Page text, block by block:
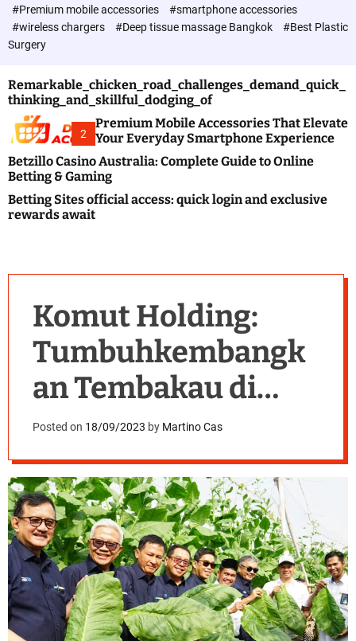
c
l
o
#Premium mobile accessories
#smartphone accessories
#wireless chargers
#Deep tissue massage Bangkok
#Best Plastic
Surgery
Remarkable_chicken_road_challenges_demand_quick_
thinking_and_skillful_dodging_of
2
Premium Mobile Accessories That Elevate
Your Everyday Smartphone Experience
Betzillo Casino Australia: Complete Guide to Online
Betting & Gaming
Betting Sites official access: quick login and exclusive
rewards await
Komut Holding:
Tumbuhkembangk
an Tembakau di
PTPN Group
Posted on 18/09/2023 by Martino Cas